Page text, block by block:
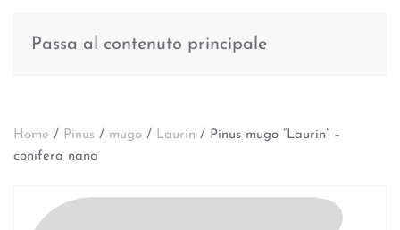
Passa al contenuto principale
Home / Pinus / mugo / Laurin / Pinus mugo “Laurin” –
conifera nana